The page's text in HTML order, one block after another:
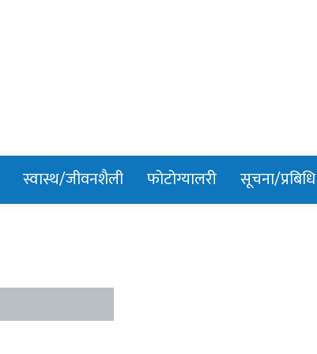
स्वास्थ/जीवनशैली फोटोग्यालरी सूचना/प्रबिधि